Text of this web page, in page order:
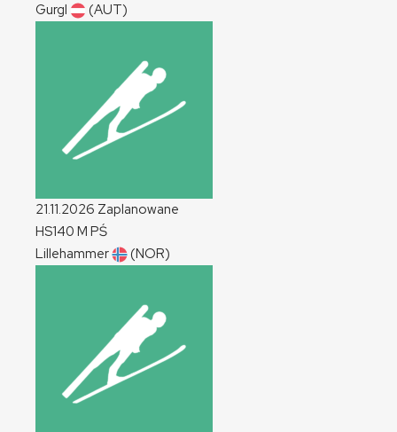
Gurgl
(AUT)
21.11.2026 Zaplanowane
HS140 M PŚ
Lillehammer
(NOR)